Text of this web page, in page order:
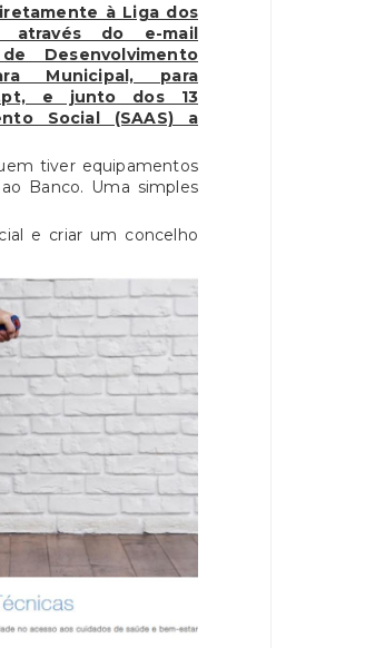
à Liga dos
através do e-mail
Desenvolvimento
Municipal, para
e junto dos 13
Social (SAAS) a
tiver equipamentos
Banco. Uma simples
e criar um concelho